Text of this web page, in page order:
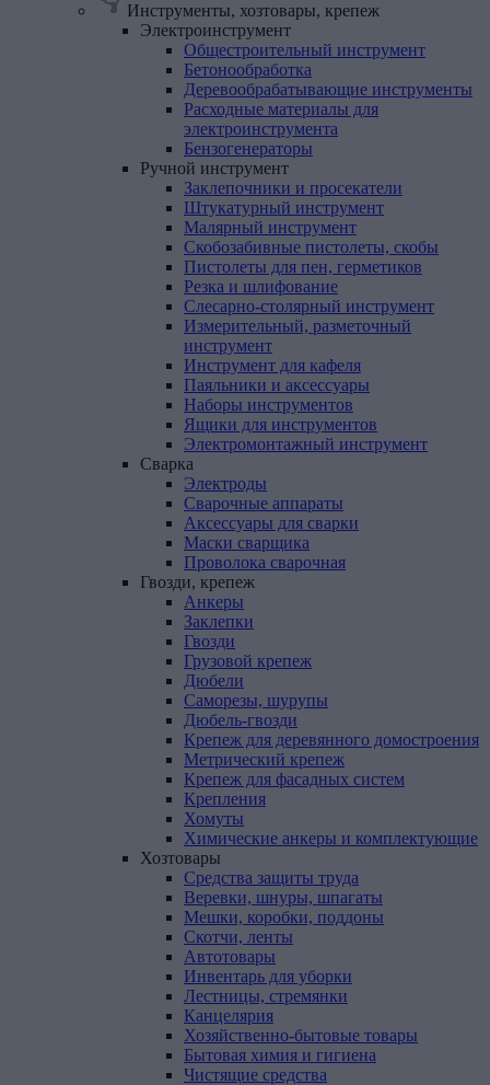
Инструменты, хозтовары, крепеж
Электроинструмент
Общестроительный инструмент
Бетонообработка
Деревообрабатывающие инструменты
Расходные материалы для
электроинструмента
Бензогенераторы
Ручной инструмент
Заклепочники и просекатели
Штукатурный инструмент
Малярный инструмент
Скобозабивные пистолеты, скобы
Пистолеты для пен, герметиков
Резка и шлифование
Слесарно-столярный инструмент
Измерительный, разметочный
инструмент
Инструмент для кафеля
Паяльники и аксессуары
Наборы инструментов
Ящики для инструментов
Электромонтажный инструмент
Сварка
Электроды
Сварочные аппараты
Аксессуары для сварки
Маски сварщика
Проволока сварочная
Гвозди, крепеж
Анкеры
Заклепки
Гвозди
Грузовой крепеж
Дюбели
Саморезы, шурупы
Дюбель-гвозди
Крепеж для деревянного домостроения
Метрический крепеж
Крепеж для фасадных систем
Крепления
Хомуты
Химические анкеры и комплектующие
Хозтовары
Средства защиты труда
Веревки, шнуры, шпагаты
Мешки, коробки, поддоны
Скотчи, ленты
Автотовары
Инвентарь для уборки
Лестницы, стремянки
Канцелярия
Хозяйственно-бытовые товары
Бытовая химия и гигиена
Чистящие средства